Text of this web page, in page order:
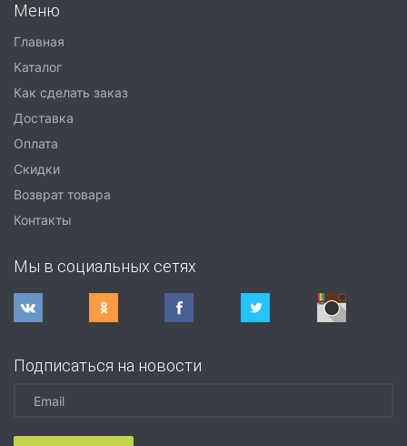
Меню
Главная
Каталог
Как сделать заказ
Доставка
Оплата
Скидки
Возврат товара
Контакты
Мы в социальных сетях
Подписаться на новости